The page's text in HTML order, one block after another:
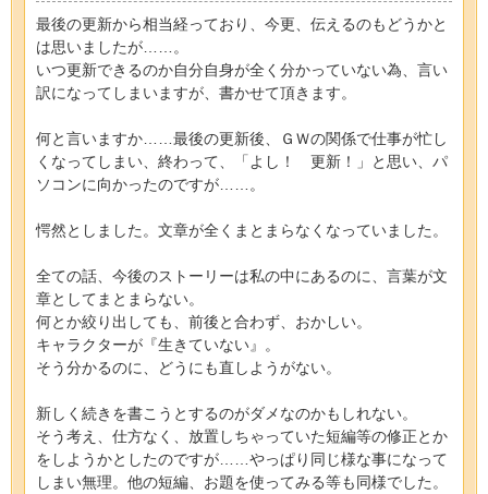
最後の更新から相当経っており、今更、伝えるのもどうかと
は思いましたが……。
いつ更新できるのか自分自身が全く分かっていない為、言い
訳になってしまいますが、書かせて頂きます。
何と言いますか……最後の更新後、ＧＷの関係で仕事が忙し
くなってしまい、終わって、「よし！ 更新！」と思い、パ
ソコンに向かったのですが……。
愕然としました。文章が全くまとまらなくなっていました。
全ての話、今後のストーリーは私の中にあるのに、言葉が文
章としてまとまらない。
何とか絞り出しても、前後と合わず、おかしい。
キャラクターが『生きていない』。
そう分かるのに、どうにも直しようがない。
新しく続きを書こうとするのがダメなのかもしれない。
そう考え、仕方なく、放置しちゃっていた短編等の修正とか
をしようかとしたのですが……やっぱり同じ様な事になって
しまい無理。他の短編、お題を使ってみる等も同様でした。